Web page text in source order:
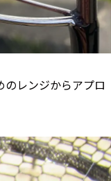
レンジからアプロ